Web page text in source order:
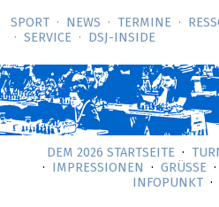
SPORT NEWS TERMINE
SERVICE
DSJ-­INSIDE
DEM 2026 STARTSEITE
IMPRESSIONEN
GRÜSSE
INFOPUNKT